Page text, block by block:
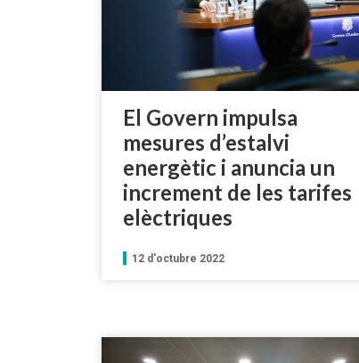
El Govern impulsa
mesures d’estalvi
energètic i anuncia un
increment de les tarifes
elèctriques
12 d'octubre 2022